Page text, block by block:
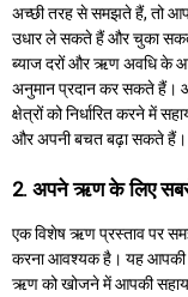
अच्छी तरह से समझते हैं, तो
उधार ले सकते हैं और चुका
ब्याज दरों और ऋण अवधि के
अनुमान प्रदान कर सकते हैं।
क्षेत्रों को निर्धारित करने
और अपनी बचत बढ़ा सकते हैं।
2. अपने ऋण के लिए
एक विशेष ऋण प्रस्ताव पर
करना आवश्यक है। यह आपकी
ऋण को खोजने में आपकी